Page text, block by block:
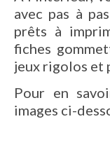
avec pas à
prêts à
fiches
jeux rigolos et
Pour en
images ci-